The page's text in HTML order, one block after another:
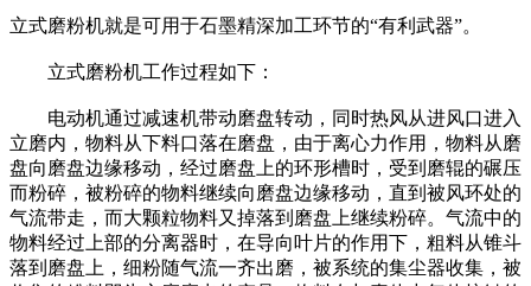
立式磨粉机就是可用于石墨精深加工环节的“有利武器”。
立式磨粉机工作过程如下：
电动机通过减速机带动磨盘转动，同时热风从进风口进入
立磨内，物料从下料口落在磨盘，由于离心力作用，物料从磨
盘向磨盘边缘移动，经过磨盘上的环形槽时，受到磨辊的碾压
而粉碎，被粉碎的物料继续向磨盘边缘移动，直到被风环处的
气流带走，而大颗粒物料又掉落到磨盘上继续粉碎。气流中的
物料经过上部的分离器时，在导向叶片的作用下，粗料从锥斗
落到磨盘上，细粉随气流一齐出磨，被系统的集尘器收集，被